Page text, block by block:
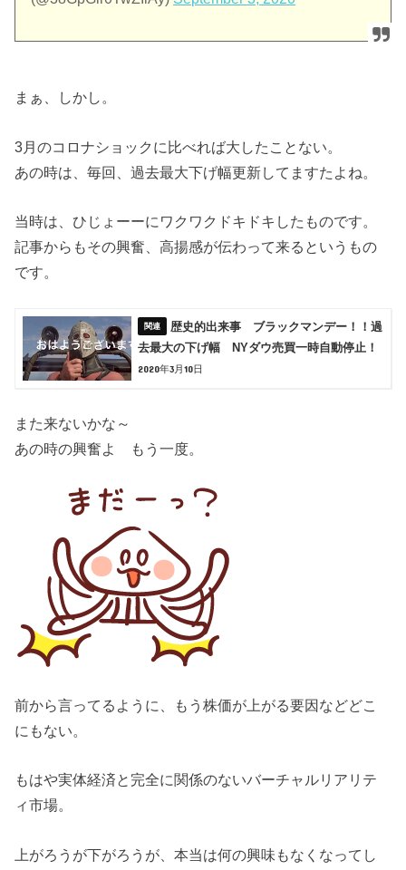
まぁ、しかし。
3月のコロナショックに比べれば大したことない。
あの時は、毎回、過去最大下げ幅更新してますたよね。
当時は、ひじょーーにワクワクドキドキしたものです。
記事からもその興奮、高揚感が伝わって来るというもの
です。
歴史的出来事 ブラックマンデー！！過
去最大の下げ幅 NYダウ売買一時自動停止！
2020年3月10日
また来ないかな～
あの時の興奮よ もう一度。
前から言ってるように、もう株価が上がる要因などどこ
にもない。
もはや実体経済と完全に関係のないバーチャルリアリテ
ィ市場。
上がろうが下がろうが、本当は何の興味もなくなってし